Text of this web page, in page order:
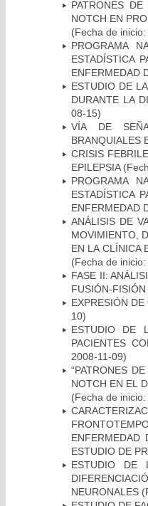
PATRONES
NOTCH EN
(Fecha de
PROGRAMA
ESTADÍSTICA
ENFERMEDAD
ESTUDIO DE
DURANTE LA
08-15)
VÍA DE
BRANQUIALES
CRISIS
EPILEPSIA
PROGRAMA
ESTADÍSTICA
ENFERMEDAD
ANÁLISIS DE
MOVIMIENTO,
EN LA CLÍNICA
(Fecha de
FASE II:
FUSIÓN-
EXPRESIÓN
10)
ESTUDIO DE
PACIENTES
2008-11-09)
“PATRONES
NOTCH EN EL
(Fecha de
ENFERMEDAD
ESTUDIO DE
ESTUDIO DE
NEURONALES